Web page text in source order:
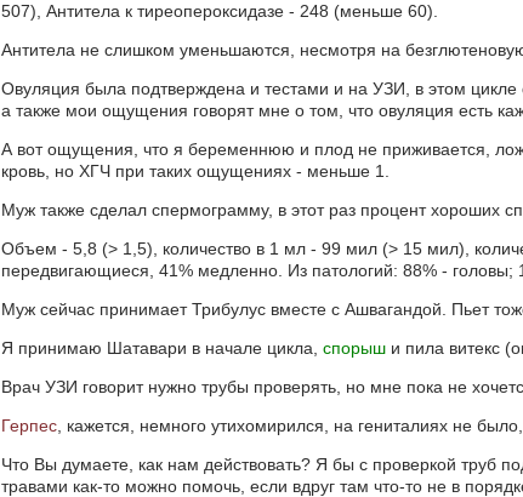
507), Антитела к тиреопероксидазе - 248 (меньше 60).
Антитела не слишком уменьшаются, несмотря на
Овуляция была подтверждена и тестами и на УЗИ, в этом цикле
а также мои ощущения говорят мне о том, что овуляция есть
А вот ощущения, что я беременнюю и плод не приживается,
кровь, но ХГЧ при таких ощущениях - меньше 1.
Муж также сделал спермограмму, в этот раз процент хороших
Объем - 5,8 (> 1,5), количество в 1 мл - 99 мил (> 15 мил),
передвигающиеся, 41% медленно. Из патологий: 88% - головы;
Муж сейчас принимает Трибулус вместе с Ашвагандой. Пьет
Я принимаю Шатавари в начале цикла, спорыш и пила витекс
Врач УЗИ говорит нужно трубы проверять, но мне пока не
Герпес , кажется, немного утихомирился, на гениталиях не
Что Вы думаете, как нам действовать? Я бы с проверкой труб
травами как-то можно помочь, если вдруг там что-то не в